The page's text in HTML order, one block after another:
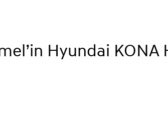
Hyundai